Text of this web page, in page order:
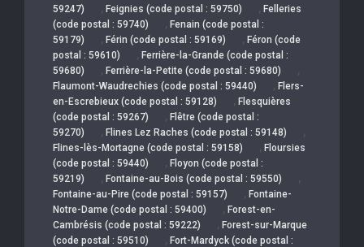
59247)
, Feignies (code postal : 59750) , Felleries
(code postal : 59740)
, Fenain (code postal :
59179)
, Férin (code postal : 59169) , Féron (code
postal : 59610)
, Ferrière-la-Grande (code postal :
59680)
, Ferrière-la-Petite (code postal : 59680) ,
Flaumont-Waudrechies (code postal : 59440) , Flers-
en-Escrebieux (code postal : 59128)
, Flesquières
(code postal : 59267)
, Flêtre (code postal :
59270)
, Flines Lez Raches (code postal : 59148) ,
Flines-lès-Mortagne (code postal : 59158) , Floursies
(code postal : 59440)
, Floyon (code postal :
59219)
, Fontaine-au-Bois (code postal : 59550) ,
Fontaine-au-Pire (code postal : 59157) , Fontaine-
Notre-Dame (code postal : 59400)
, Forest-en-
Cambrésis (code postal : 59222)
, Forest-sur-Marque
(code postal : 59510)
, Fort-Mardyck (code postal :